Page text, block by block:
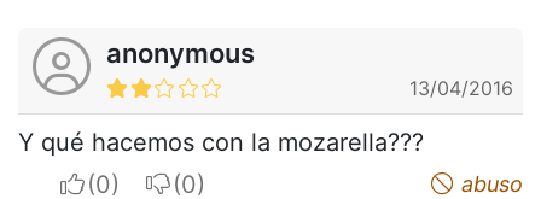
anonymous
13/04/2016
Y qué hacemos con la mozarella???
I apreciateI do not appreciate abuso